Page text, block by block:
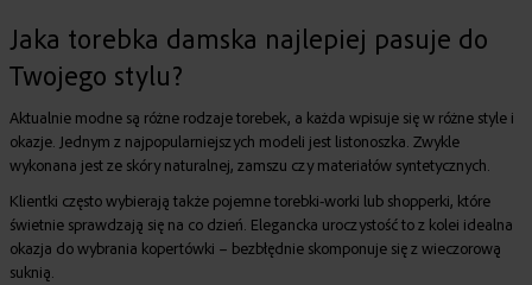
Jaka torebka damska najlepiej pasuje do
Twojego stylu?
Aktualnie modne są różne rodzaje torebek, a każda wpisuje się w różne style i
okazje. Jednym z najpopularniejszych modeli jest listonoszka. Zwykle
wykonana jest ze skóry naturalnej, zamszu czy materiałów syntetycznych.
Klientki często wybierają także pojemne torebki-worki lub shopperki, które
świetnie sprawdzają się na co dzień. Elegancka uroczystość to z kolei idealna
okazja do wybrania kopertówki – bezbłędnie skomponuje się z wieczorową
suknią.